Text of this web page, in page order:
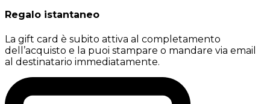
Regalo istantaneo
La gift card è subito attiva al completamento
dell’acquisto e la puoi stampare o mandare via email
al destinatario immediatamente.